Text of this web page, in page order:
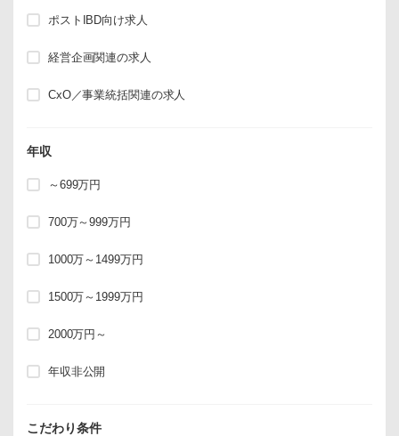
ポストIBD向け求人
経営企画関連の求人
CxO／事業統括関連の求人
年収
～699万円
700万～999万円
1000万～1499万円
1500万～1999万円
2000万円～
年収非公開
こだわり条件